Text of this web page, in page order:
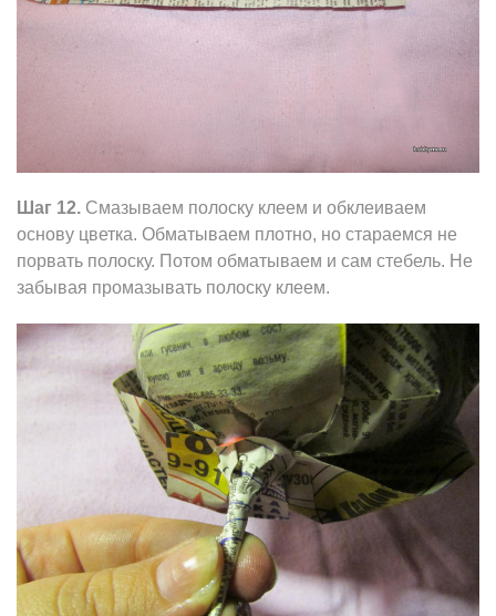
Шаг 12. Смазываем полоску клеем и обклеиваем
основу цветка. Обматываем плотно, но стараемся не
порвать полоску. Потом обматываем и сам стебель. Не
забывая промазывать полоску клеем.